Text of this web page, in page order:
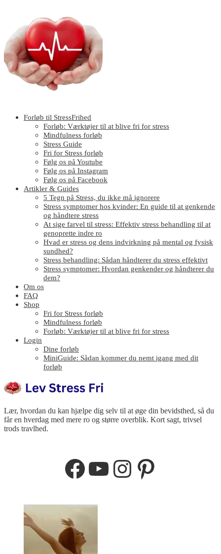
Forløb til StressFrihed
Forløb: Værktøjer til at blive fri for stress
Mindfulness forløb
Stress Guide
Fri for Stress forløb
Følg os på Youtube
Følg os på Instagram
Følg os på Facebook
Artikler & Guides
5 Tegn på Stress, du ikke må ignorere
Stress symptomer hos kvinder: En guide til at genkende
og håndtere stress
At sige farvel til stress: Effektiv stress behandling til at
genoprette indre ro
Hvad er stress og dens indvirkning på mental og fysisk
sundhed?
Stress behandling: Sådan håndterer du stress effektivt
Stress symptomer: Hvordan genkender og håndterer du
dem?
Om os
FAQ
Shop
Fri for Stress forløb
Mindfulness forløb
Forløb: Værktøjer til at blive fri for stress
Login
Dine forløb
MiniGuide: Sådan kommer du nemt igang med dit
forløb
Lær, hvordan du kan hjælpe dig selv til at øge din bevidsthed, så du
får en hverdag med mere ro og større overblik. Kort sagt, trivsel
trods travlhed.
Facebook
YouTube
Instagram
Pinterest